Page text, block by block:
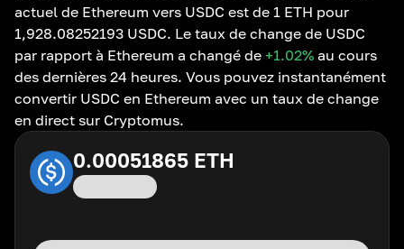
actuel de Ethereum vers USDC est de 1 ETH pour
1,928.08252193 USDC. Le taux de change de USDC
par rapport à Ethereum a changé de +1.02% au cours
des dernières 24 heures. Vous pouvez instantanément
convertir USDC en Ethereum avec un taux de change
en direct sur Cryptomus.
0.00051865 ETH